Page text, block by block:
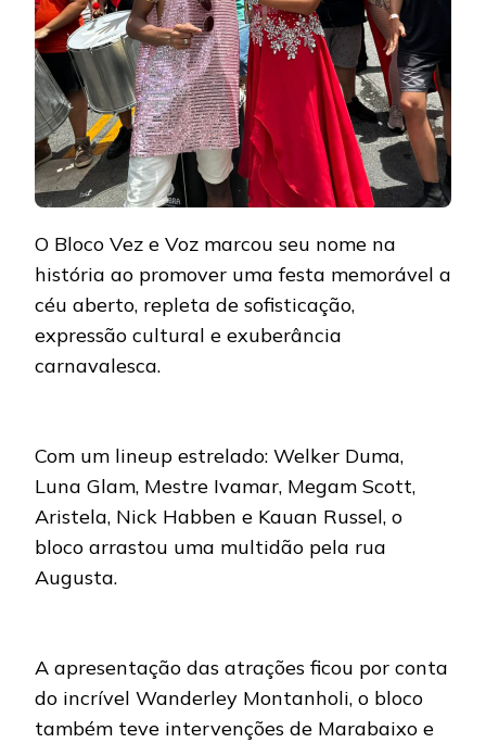
O Bloco Vez e Voz marcou seu nome na
história ao promover uma festa memorável a
céu aberto, repleta de sofisticação,
expressão cultural e exuberância
carnavalesca.
Com um lineup estrelado: Welker Duma,
Luna Glam, Mestre Ivamar, Megam Scott,
Aristela, Nick Habben e Kauan Russel, o
bloco arrastou uma multidão pela rua
Augusta.
A apresentação das atrações ficou por conta
do incrível Wanderley Montanholi, o bloco
também teve intervenções de Marabaixo e